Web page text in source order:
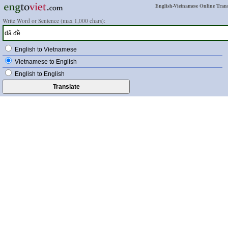
English-Vietnamese Online
Write Word or Sentence (max 1,000 chars):
English to Vietnamese
Vietnamese to English
English to English